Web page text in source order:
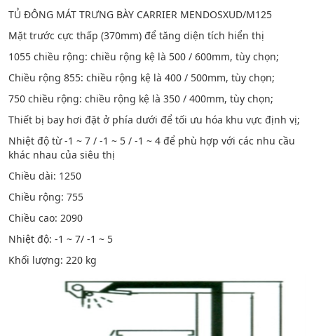
TỦ ĐÔNG MÁT TRƯNG BÀY CARRIER MENDOSXUD/M125
Mặt trước cực thấp (370mm) để tăng diện tích hiển thị
1055 chiều rộng: chiều rộng kệ là 500 / 600mm, tùy chọn;
Chiều rộng 855: chiều rộng kệ là 400 / 500mm, tùy chọn;
750 chiều rộng: chiều rộng kệ là 350 / 400mm, tùy chọn;
Thiết bị bay hơi đặt ở phía dưới để tối ưu hóa khu vực định vị;
Nhiệt độ từ -1 ~ 7 / -1 ~ 5 / -1 ~ 4 để phù hợp với các nhu cầu
khác nhau của siêu thị
Chiều dài: 1250
Chiều rộng: 755
Chiều cao: 2090
Nhiệt độ: -1 ~ 7/ -1 ~ 5
Khối lượng: 220 kg